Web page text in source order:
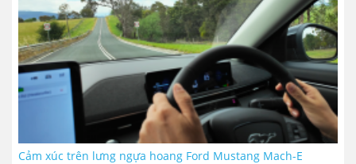
Cảm xúc trên lưng ngựa hoang Ford Mustang Mach-E